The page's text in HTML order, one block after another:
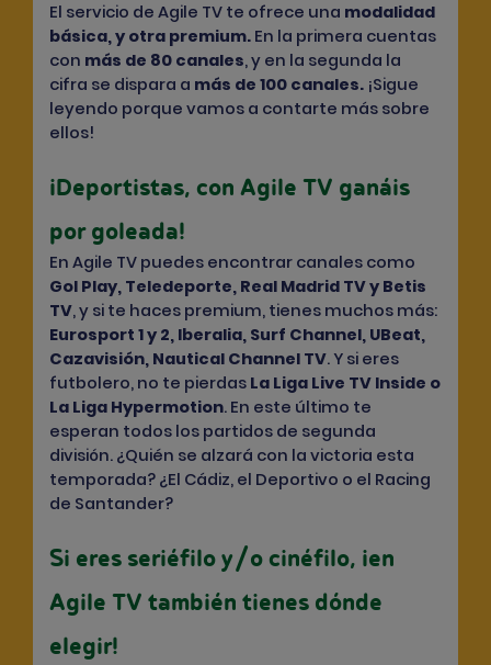
El servicio de Agile TV te ofrece una modalidad
básica, y otra premium. En la primera cuentas
con más de 80 canales, y en la segunda la
cifra se dispara a más de 100 canales. ¡Sigue
leyendo porque vamos a contarte más sobre
ellos!
¡Deportistas, con Agile TV ganáis
por goleada!
En Agile TV puedes encontrar canales como
Gol Play, Teledeporte, Real Madrid TV y Betis
TV, y si te haces premium, tienes muchos más:
Eurosport 1 y 2, Iberalia, Surf Channel, UBeat,
Cazavisión, Nautical Channel TV. Y si eres
futbolero, no te pierdas La Liga Live TV Inside o
La Liga Hypermotion. En este último te
esperan todos los partidos de segunda
división. ¿Quién se alzará con la victoria esta
temporada? ¿El Cádiz, el Deportivo o el Racing
de Santander?
Si eres seriéfilo y/o cinéfilo, ¡en
Agile TV también tienes dónde
elegir!